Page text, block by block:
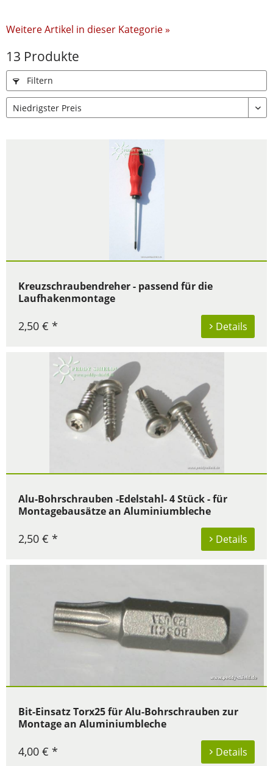
Weitere Artikel in dieser Kategorie »
13 Produkte
Filtern
Kreuzschraubendreher - passend für die
Laufhakenmontage
Details
2,50 € *
Alu-Bohrschrauben -Edelstahl- 4 Stück - für
Montagebausätze an Aluminiumbleche
Details
2,50 € *
Bit-Einsatz Torx25 für Alu-Bohrschrauben zur
Montage an Aluminiumbleche
Details
4,00 € *